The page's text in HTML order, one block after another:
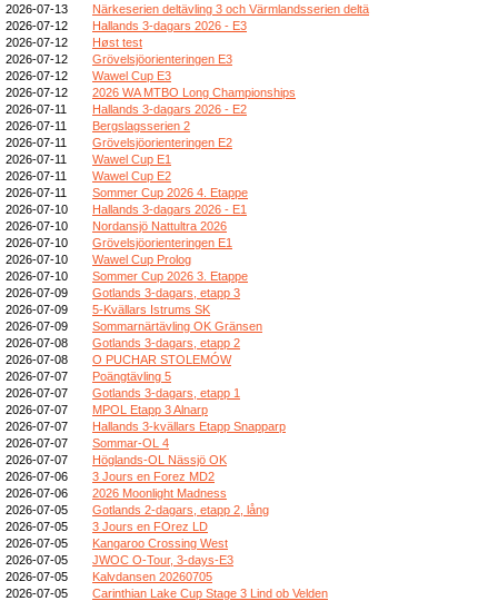
2026-07-13
Närkeserien deltävling 3 och Värmlandsserien deltä
2026-07-12
Hallands 3-dagars 2026 - E3
2026-07-12
Høst test
2026-07-12
Grövelsjöorienteringen E3
2026-07-12
Wawel Cup E3
2026-07-12
2026 WA MTBO Long Championships
2026-07-11
Hallands 3-dagars 2026 - E2
2026-07-11
Bergslagsserien 2
2026-07-11
Grövelsjöorienteringen E2
2026-07-11
Wawel Cup E1
2026-07-11
Wawel Cup E2
2026-07-11
Sommer Cup 2026 4. Etappe
2026-07-10
Hallands 3-dagars 2026 - E1
2026-07-10
Nordansjö Nattultra 2026
2026-07-10
Grövelsjöorienteringen E1
2026-07-10
Wawel Cup Prolog
2026-07-10
Sommer Cup 2026 3. Etappe
2026-07-09
Gotlands 3-dagars, etapp 3
2026-07-09
5-Kvällars Istrums SK
2026-07-09
Sommarnärtävling OK Gränsen
2026-07-08
Gotlands 3-dagars, etapp 2
2026-07-08
O PUCHAR STOLEMÓW
2026-07-07
Poängtävling 5
2026-07-07
Gotlands 3-dagars, etapp 1
2026-07-07
MPOL Etapp 3 Alnarp
2026-07-07
Hallands 3-kvällars Etapp Snapparp
2026-07-07
Sommar-OL 4
2026-07-07
Höglands-OL Nässjö OK
2026-07-06
3 Jours en Forez MD2
2026-07-06
2026 Moonlight Madness
2026-07-05
Gotlands 2-dagars, etapp 2, lång
2026-07-05
3 Jours en FOrez LD
2026-07-05
Kangaroo Crossing West
2026-07-05
JWOC O-Tour, 3-days-E3
2026-07-05
Kalvdansen 20260705
2026-07-05
Carinthian Lake Cup Stage 3 Lind ob Velden